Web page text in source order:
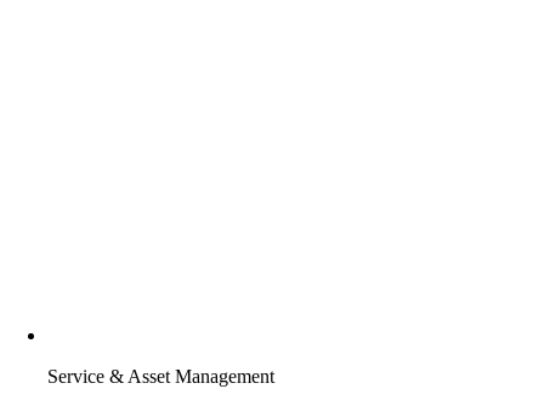
Service & Asset Management